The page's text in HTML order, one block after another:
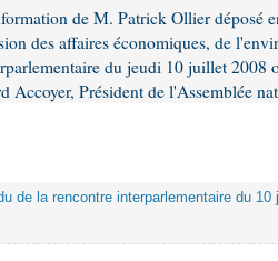
de M. Patrick Ollier déposé
des affaires économiques, de
du jeudi 10 juillet 2008
Accoyer, Président de l'Assemblée
de la rencontre interparlementaire du